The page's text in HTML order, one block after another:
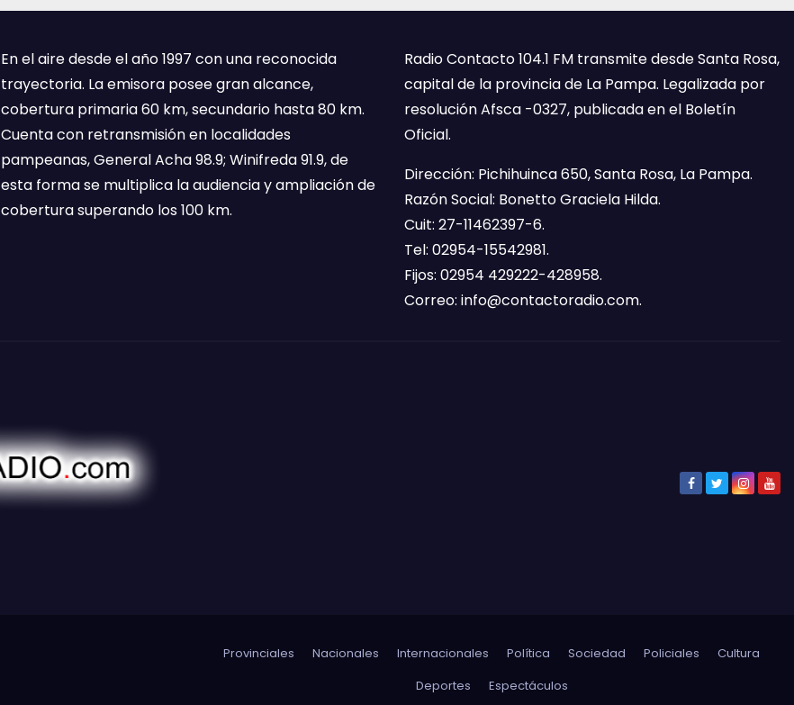
En el aire desde el año 1997 con una reconocida
trayectoria. La emisora posee gran alcance,
cobertura primaria 60 km, secundario hasta 80 km.
Cuenta con retransmisión en localidades
pampeanas, General Acha 98.9; Winifreda 91.9, de
esta forma se multiplica la audiencia y ampliación de
cobertura superando los 100 km.
Radio Contacto 104.1 FM transmite desde Santa Rosa,
capital de la provincia de La Pampa. Legalizada por
resolución Afsca -0327, publicada en el Boletín
Oficial.
Dirección: Pichihuinca 650, Santa Rosa, La Pampa.
Razón Social: Bonetto Graciela Hilda.
Cuit: 27-11462397-6.
Tel: 02954-15542981.
Fijos: 02954 429222-428958.
Correo: info@contactoradio.com.
Provinciales Nacionales Internacionales Política Sociedad Policiales
Cultura
Deportes
Espectáculos